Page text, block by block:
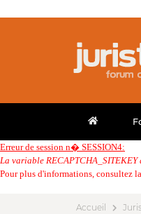
Erreur de session n� SESSION4:
La variable
Pour plus d'informations, consultez la
Accueil